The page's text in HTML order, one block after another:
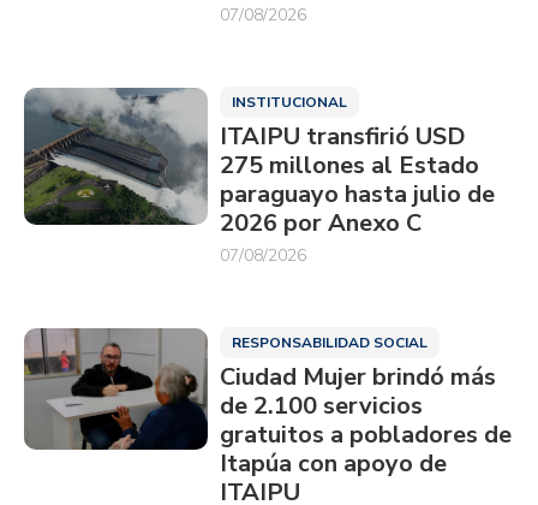
07/08/2026
INSTITUCIONAL
ITAIPU transfirió USD
275 millones al Estado
paraguayo hasta julio de
2026 por Anexo C
07/08/2026
RESPONSABILIDAD SOCIAL
Ciudad Mujer brindó más
de 2.100 servicios
gratuitos a pobladores de
Itapúa con apoyo de
ITAIPU